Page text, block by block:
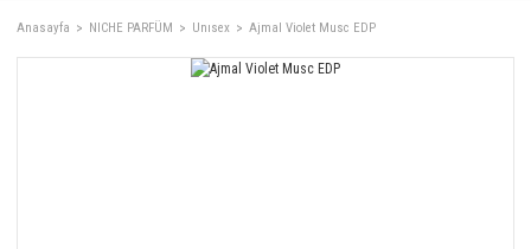
Anasayfa NICHE PARFÜM Unısex Ajmal Violet Musc EDP